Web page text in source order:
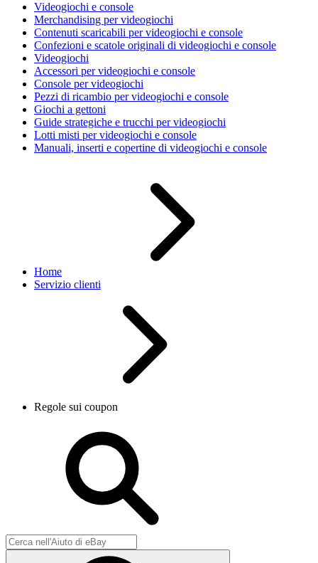
Videogiochi e console
Merchandising per videogiochi
Contenuti scaricabili per videogiochi e console
Confezioni e scatole originali di videogiochi e console
Videogiochi
Accessori per videogiochi e console
Console per videogiochi
Pezzi di ricambio per videogiochi e console
Giochi a gettoni
Guide strategiche e trucchi per videogiochi
Lotti misti per videogiochi e console
Manuali, inserti e copertine di videogiochi e console
Home
Servizio clienti
Regole sui coupon